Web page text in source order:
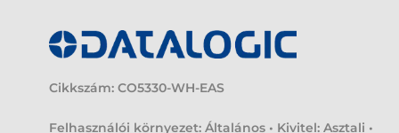
Cikkszám: CO5330-WH-EAS
Felhasználói környezet: Általános • Kivitel: Asztali •